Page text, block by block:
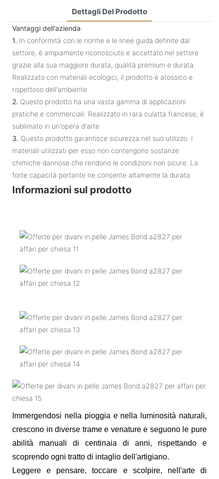
Dettagli Del Prodotto
Vantaggi dell'azienda
1. In conformità con le norme e le linee guida definite dal
settore, è ampiamente riconosciuto e accettato nel settore
grazie alla sua maggiore durata, qualità premium e durata.
Realizzato con materiali ecologici, il prodotto è atossico e
rispettoso dell'ambiente
2. Questo prodotto ha una vasta gamma di applicazioni
pratiche e commerciali. Realizzato in rara culatta francese, è
sublimato in un'opera d'arte
3. Questo prodotto garantisce sicurezza nel suo utilizzo. I
materiali utilizzati per esso non contengono sostanze
chimiche dannose che rendono le condizioni non sicure. La
forte capacità portante ne consente altamente la durata
Informazioni sul prodotto
Immergendosi nella pioggia e nella luminosità naturali,
crescono in diverse trame e venature e seguono le pure
abilità manuali di centinaia di anni, rispettando e
scoprendo ogni tratto di intaglio dell'artigiano.
Leggere e pensare, toccare e scolpire, nell'arte di